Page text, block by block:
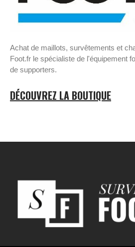
Achat de maillots, survêtements et
Foot.fr le spécialiste de l'équipement
de supporters.
DÉCOUVREZ LA BOUTIQUE